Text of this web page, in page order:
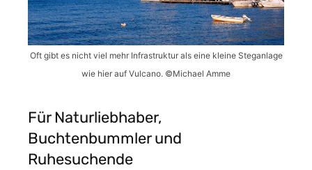
Oft gibt es nicht viel mehr Infrastruktur als eine kleine Steganlage
wie hier auf Vulcano. ©Michael Amme
Für Naturliebhaber,
Buchtenbummler und
Ruhesuchende